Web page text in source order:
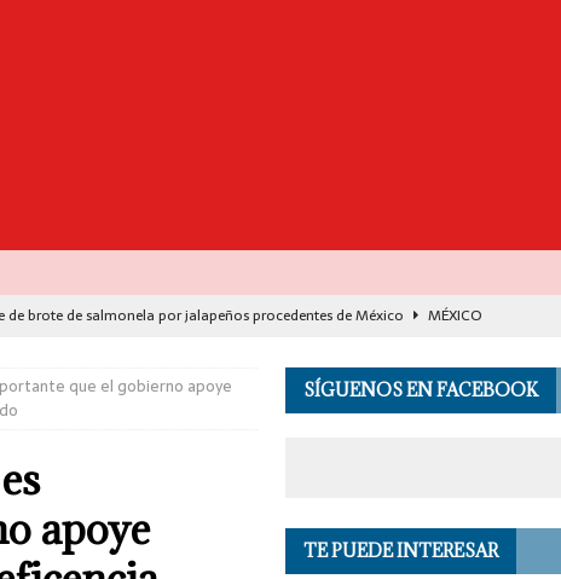
de brote de salmonela por jalapeños procedentes de México
MÉXICO
Seguridad se suma a investigación por asesinato en vivo del influencer
en los Andes de Perú deja un herido, según reporte de autoridades
EL
que el gobierno apoye
apoye
SÍGUENOS EN FACEBOOK
TE PUEDE INTERESAR